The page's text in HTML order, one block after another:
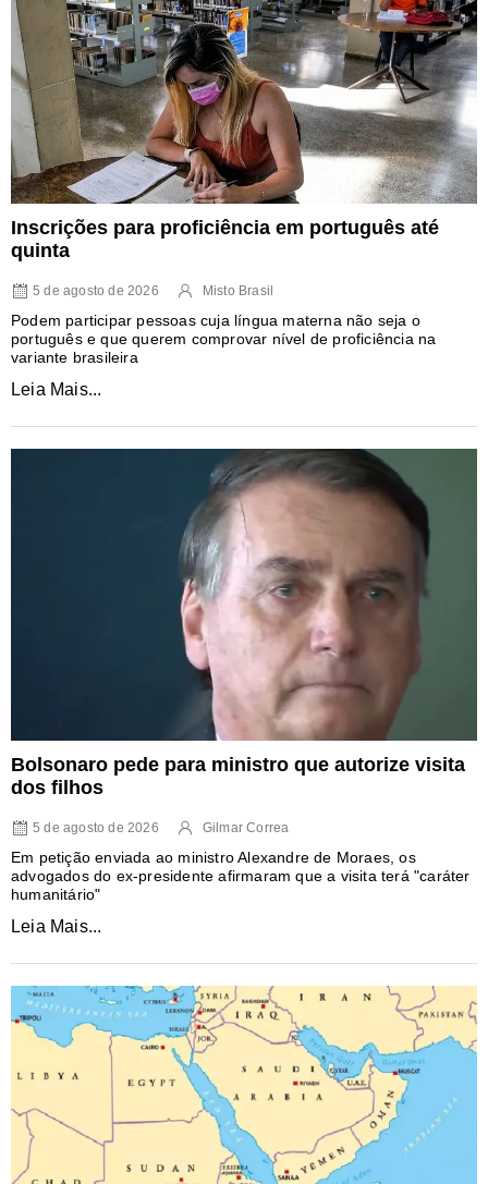
Inscrições para proficiência em português até
quinta
5 de agosto de 2026 Misto Brasil
Podem participar pessoas cuja língua materna não seja o
português e que querem comprovar nível de proficiência na
variante brasileira
Leia Mais...
Bolsonaro pede para ministro que autorize visita
dos filhos
5 de agosto de 2026 Gilmar Correa
Em petição enviada ao ministro Alexandre de Moraes, os
advogados do ex-presidente afirmaram que a visita terá "caráter
humanitário"
Leia Mais...